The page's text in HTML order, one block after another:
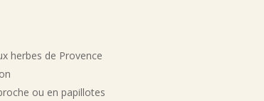
herbes de Provence
ou en papillotes